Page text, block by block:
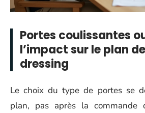
Portes coulissantes
l’impact sur le plan
dressing
Le choix du type de portes se
plan, pas après la commande